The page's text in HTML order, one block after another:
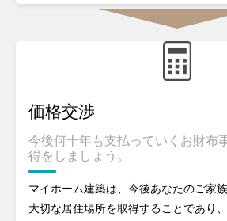
価格交渉
今後何十年も支払っていくお財布
得をしましょう。
マイホーム建築は、今後あなたのご家
大切な居住場所を取得することであり